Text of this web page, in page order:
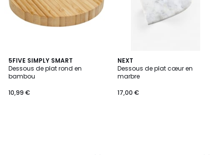
5FIVE SIMPLY SMART
Dessous de plat rond en
bambou
10,99 €
NEXT
Dessous de plat cœur en
marbre
17,00 €